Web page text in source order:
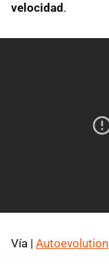
velocidad.
Vía | Autoevolution